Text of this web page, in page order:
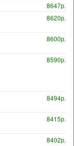
8647р.
8620р.
8600р.
8590р.
8494р.
8415р.
8402р.